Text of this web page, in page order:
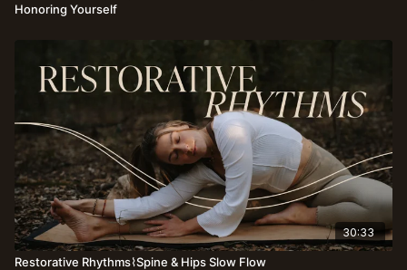
Honoring Yourself
30:33
Restorative Rhythms⌇Spine & Hips Slow Flow